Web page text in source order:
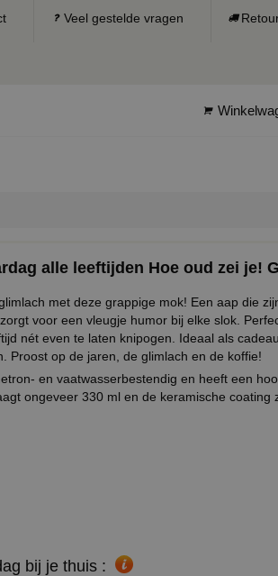
Veel gestelde vragen
alle leeftijden Hoe oud zei je!
met deze grappige mok! Een aap die
voor een vleugje humor bij elke slok.
nét even te laten knipogen. Ideaal als
Proost op de jaren, de glimlach en de koffie!
en vaatwasserbestendig en heeft een
ongeveer 330 ml en de keramische
bij je thuis :